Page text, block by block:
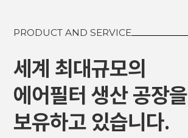
PRODUCT AND SERVICE
세계 최대규모의
에어필터 생산 공장을
보유하고 있습니다.